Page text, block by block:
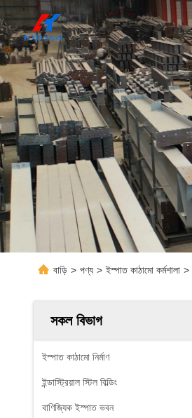
বাড়ি > পণ্য > ইস্পাত কাঠামো কর্মশালা >
সকল বিভাগ
ইস্পাত কাঠামো নির্মাণ
ইন্ডাস্ট্রিয়াল স্টিল বিল্ডিং
বাণিজ্যিক ইস্পাত ভবন